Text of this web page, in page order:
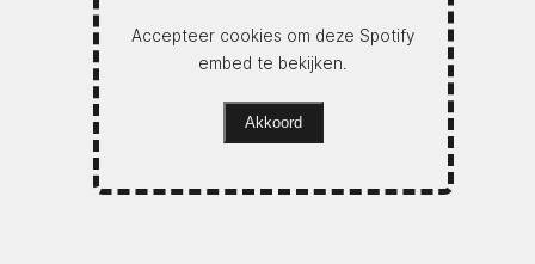
Accepteer cookies om deze Spotify
embed te bekijken.
Akkoord